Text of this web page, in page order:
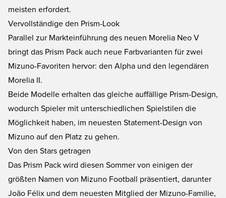
meisten erfordert.
Vervollständige den Prism-Look
Parallel zur Markteinführung des neuen Morelia Neo V
bringt das Prism Pack auch neue Farbvarianten für zwei
Mizuno-Favoriten hervor: den Alpha und den legendären
Morelia II.
Beide Modelle erhalten das gleiche auffällige Prism-Design,
wodurch Spieler mit unterschiedlichen Spielstilen die
Möglichkeit haben, im neuesten Statement-Design von
Mizuno auf den Platz zu gehen.
Von den Stars getragen
Das Prism Pack wird diesen Sommer von einigen der
größten Namen von Mizuno Football präsentiert, darunter
João Félix und dem neuesten Mitglied der Mizuno-Familie,